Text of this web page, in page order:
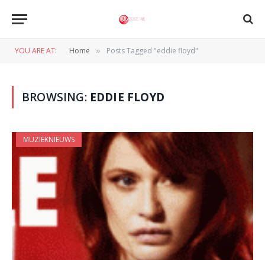
YOU ARE AT: Home » Posts Tagged "eddie floyd"
BROWSING: EDDIE FLOYD
MUZIEKNIEUWS